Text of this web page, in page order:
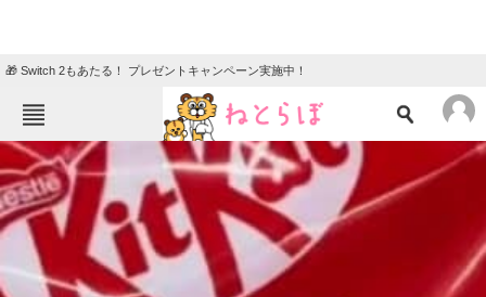
🎁 Switch 2もあたる！ プレゼントキャンペーン実施中！
ねとらぼメニュー
TOP ニュース
エンタメ クイズ
グルメ